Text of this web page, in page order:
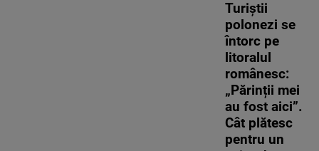
Turiștii
polonezi se
întorc pe
litoralul
românesc:
„Părinții mei
au fost aici”.
Cât plătesc
pentru un